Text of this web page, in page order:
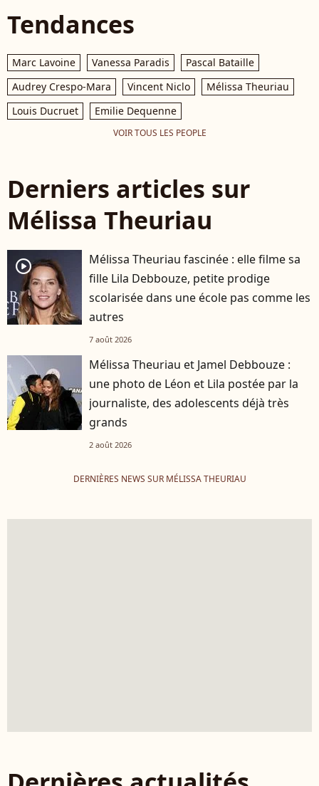
Tendances
Marc Lavoine Vanessa Paradis
Pascal Bataille
Audrey Crespo-Mara
Vincent Niclo
Mélissa Theuriau
Louis Ducruet
Emilie Dequenne
VOIR TOUS LES PEOPLE
Derniers articles sur
Mélissa Theuriau
player2
Mélissa Theuriau fascinée : elle filme sa
fille Lila Debbouze, petite prodige
scolarisée dans une école pas comme les
autres
7 août 2026
Mélissa Theuriau et Jamel Debbouze :
une photo de Léon et Lila postée par la
journaliste, des adolescents déjà très
grands
2 août 2026
DERNIÈRES NEWS SUR MÉLISSA THEURIAU